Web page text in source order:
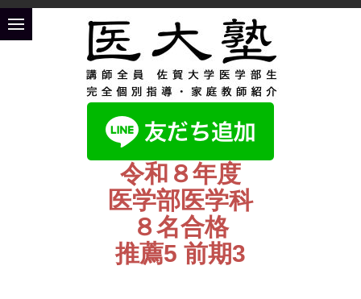
令和８年度
医学部医学科
８名合格
推薦5 前期3